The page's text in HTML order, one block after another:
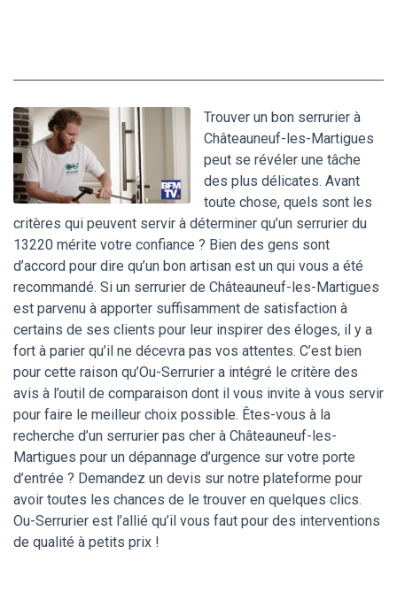
Trouver un bon serrurier à
Châteauneuf-les-Martigues
peut se révéler une tâche
des plus délicates. Avant
toute chose, quels sont les
critères qui peuvent servir à déterminer qu’un serrurier du
13220 mérite votre confiance ? Bien des gens sont
d’accord pour dire qu’un bon artisan est un qui vous a été
recommandé. Si un serrurier de Châteauneuf-les-Martigues
est parvenu à apporter suffisamment de satisfaction à
certains de ses clients pour leur inspirer des éloges, il y a
fort à parier qu’il ne décevra pas vos attentes. C’est bien
pour cette raison qu’Ou-Serrurier a intégré le critère des
avis à l’outil de comparaison dont il vous invite à vous servir
pour faire le meilleur choix possible. Êtes-vous à la
recherche d’un serrurier pas cher à Châteauneuf-les-
Martigues pour un dépannage d’urgence sur votre porte
d’entrée ? Demandez un devis sur notre plateforme pour
avoir toutes les chances de le trouver en quelques clics.
Ou-Serrurier est l’allié qu’il vous faut pour des interventions
de qualité à petits prix !